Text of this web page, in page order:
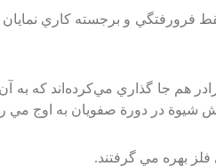
فقط‌ فرورفتگي‌ و برجسته‌ كاري‌
هم‌ جا گذاري‌ مي‌كرده‌اند كه‌ به‌
شيوة‌ در دورة‌ صفويان‌ به‌ اوج‌ مي‌
بهره‌ مي‌ گرفتند.